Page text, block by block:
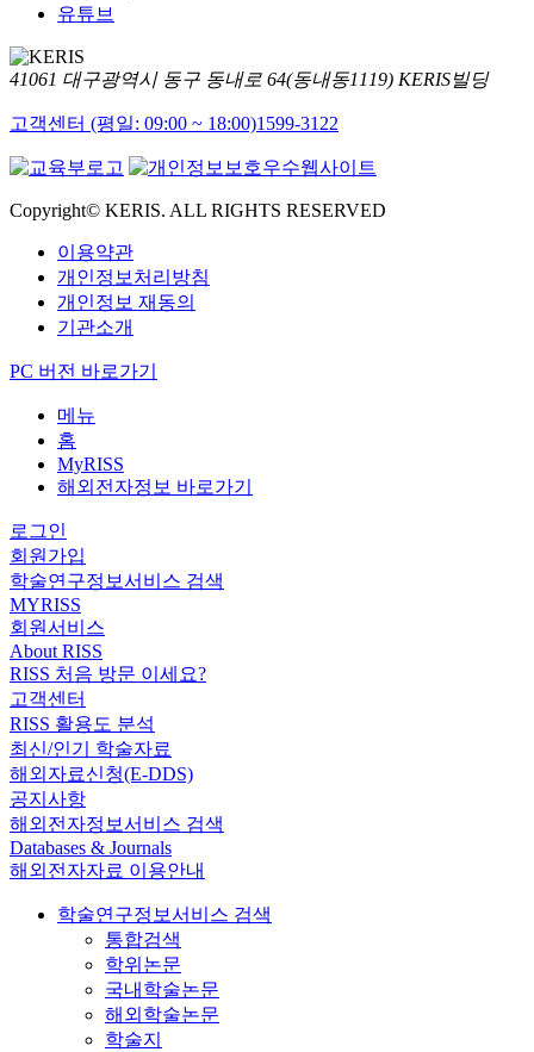
유튜브
41061 대구광역시 동구 동내로 64(동내동1119) KERIS빌딩
고객센터 (평일: 09:00 ~ 18:00)1599-3122
Copyright© KERIS. ALL RIGHTS RESERVED
이용약관
개인정보처리방침
개인정보 재동의
기관소개
PC 버전 바로가기
메뉴
홈
MyRISS
해외전자정보 바로가기
로그인
회원가입
학술연구정보서비스 검색
MYRISS
회원서비스
About RISS
RISS 처음 방문 이세요?
고객센터
RISS 활용도 분석
최신/인기 학술자료
해외자료신청(E-DDS)
공지사항
해외전자정보서비스 검색
Databases & Journals
해외전자자료 이용안내
학술연구정보서비스 검색
통합검색
학위논문
국내학술논문
해외학술논문
학술지